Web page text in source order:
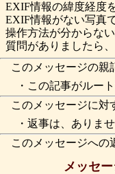
EXIF情報の緯度経度
EXIF情報がない写真
操作方法が分からな
質問がありましたら
このメッセージの親
・この記事がルート
このメッセージに対
・返事は、ありませ
このメッセージへの
メッセ